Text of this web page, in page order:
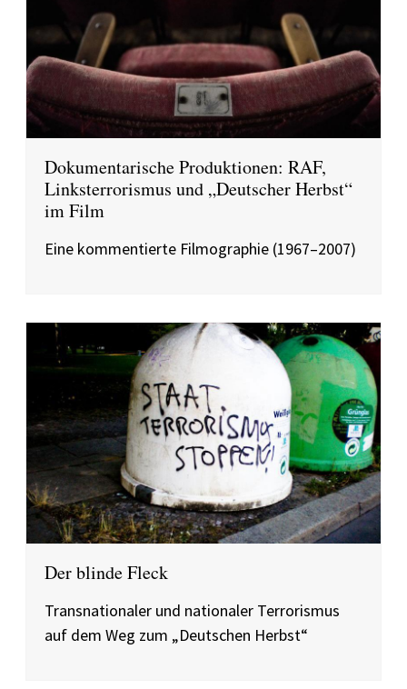
Dokumentarische Produktionen: RAF,
Linksterrorismus und „Deutscher Herbst“
im Film
Eine kommentierte Filmographie (1967–2007)
Der blinde Fleck
Transnationaler und nationaler Terrorismus
auf dem Weg zum „Deutschen Herbst“